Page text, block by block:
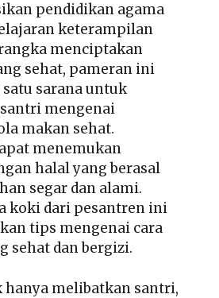
pendidikan agama
keterampilan
menciptakan
sehat, pameran ini
sarana untuk
mengenai
makan sehat.
menemukan
halal yang berasal
segar dan alami.
koki dari pesantren ini
tips mengenai cara
sehat dan bergizi.
hanya melibatkan santri,